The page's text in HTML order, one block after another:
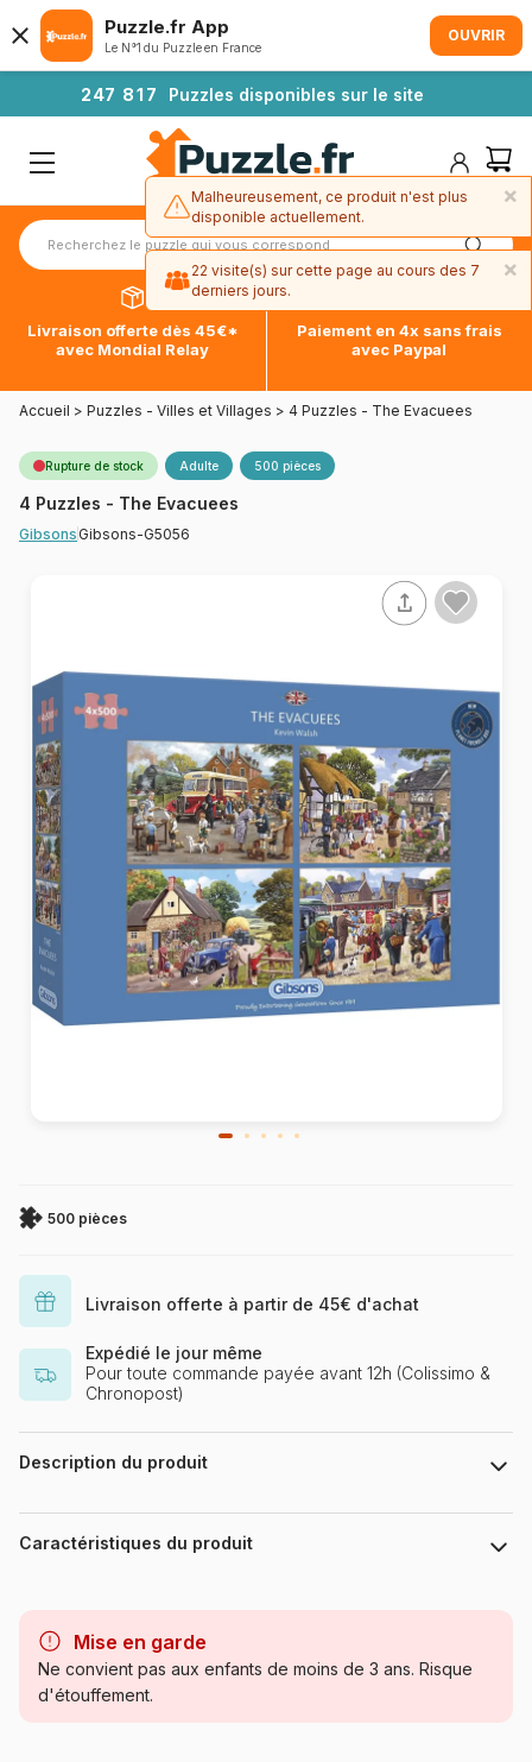
247 81 7 Puzzles disponibles sur le site
Livraison offerte dès 45€*
avec Mondial Relay
Paiement en 4x sans frais
avec Paypal
Accueil > Puzzles - Villes et Villages > 4 Puzzles - The Evacuees
Rupture de stock Adulte 500 pièces
4 Puzzles - The Evacuees
Gibsons Gibsons-G5056
500 pièces
Livraison offerte à partir de 45€ d'achat
Expédié le jour même
Pour toute commande payée avant 12h (Colissimo &
Chronopost)
Description du produit
Kevin Walsh
Caractéristiques du produit
Catégorie
Mise en garde
Ne convient pas aux enfants de moins de 3 ans. Risque
d'étouffement.
Puzzle.fr App
Le N°1 du Puzzle en France
OUVRIR
×
Malheureusement, ce produit n'est plus
disponible actuellement.
×
22 visite(s) sur cette page au cours des 7
derniers jours.